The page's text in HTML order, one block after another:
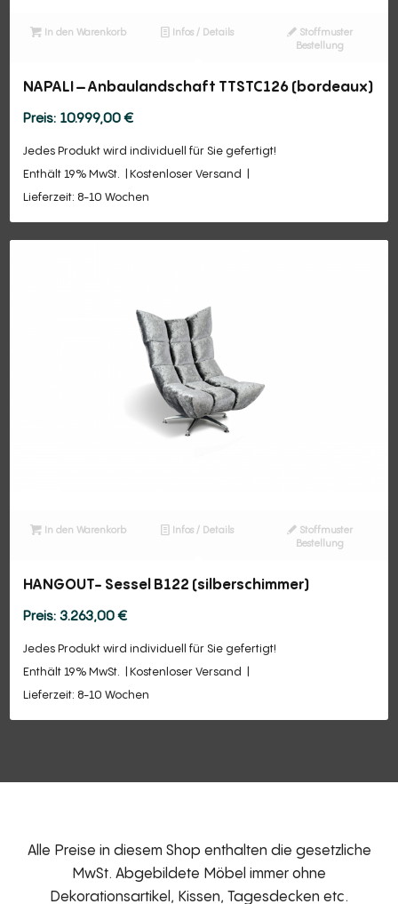
In den Warenkorb Infos / Details
Stoffmuster
Bestellung
NAPALI – Anbaulandschaft TTSTC126 (bordeaux)
10.999,00€
Jedes Produkt wird individuell für Sie gefertigt!
Enthält 19% MwSt.
Kostenloser Versand
Lieferzeit: 8-10 Wochen
In den Warenkorb Infos / Details
Stoffmuster
Bestellung
HANGOUT- Sessel B122 (silberschimmer)
3.263,00€
Jedes Produkt wird individuell für Sie gefertigt!
Enthält 19% MwSt.
Kostenloser Versand
Lieferzeit: 8-10 Wochen
Alle Preise in diesem Shop enthalten die gesetzliche
MwSt. Abgebildete Möbel immer ohne
Dekorationsartikel, Kissen, Tagesdecken etc.